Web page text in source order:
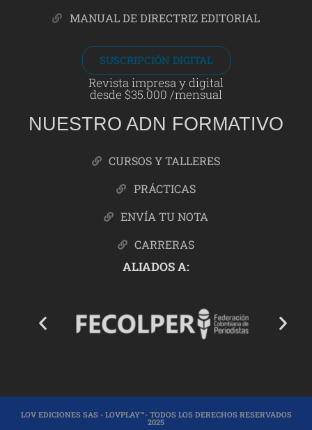
MANUAL DE DIRECTRIZ EDITORIAL
SUSCRIPCIÓN DIGITAL
Revista impresa y digital
desde $35.000 /mensual
NUESTRO ADN FORMATIVO
CURSOS Y TALLERES
PRÁCTICAS
ENVÍA TU NOTA
CARRERAS
ALIADOS A:
LOV EDICIONES SAS - LOVPLAY™- TODOS LOS DERECHOS RESERVADOS
2025